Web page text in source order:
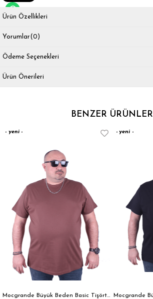
Ürün Özellikleri
Yorumlar(0)
Ödeme Seçenekleri
Ürün Önerileri
BENZER ÜRÜNLER
Mocgrande Büyük Beden Basic Tişört 11100 TABA Mocgrande Büyük Beden Basic Tişört 11100 SIYAH